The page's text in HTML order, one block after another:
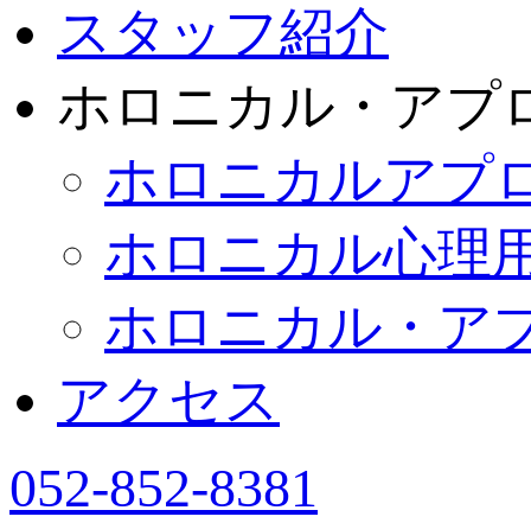
スタッフ紹介
ホロニカル・アプ
ホロニカルアプ
ホロニカル心理
ホロニカル・ア
アクセス
052-852-8381